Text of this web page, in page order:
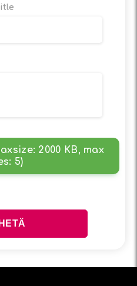
2000 KB, max
5)